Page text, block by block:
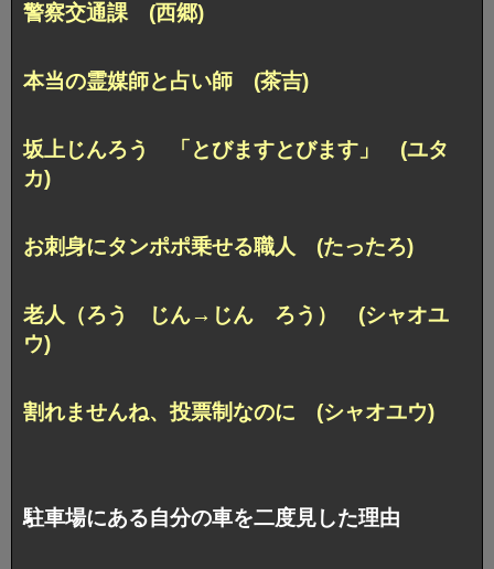
警察交通課 (西郷)
本当の霊媒師と占い師 (茶吉)
坂上じんろう 「とびますとびます」 (ユタ
カ)
お刺身にタンポポ乗せる職人 (たったろ)
老人（ろう じん→じん ろう） (シャオユ
ウ)
割れませんね、投票制なのに (シャオユウ)
駐車場にある自分の車を二度見した理由